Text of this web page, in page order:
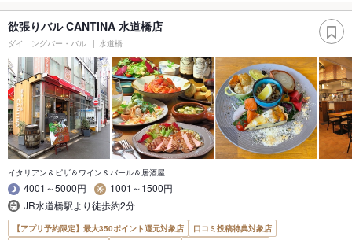
欲張りバル CANTINA 水道橋店
ダイニングバー・バル 水道橋
イタリアン＆ピザ＆ワイン＆バール＆居酒屋
4001～5000円
1001～1500円
JR水道橋駅より徒歩約2分
【アプリ予約限定】最大350ポイント還元対象店
口コミ投稿特典対象店